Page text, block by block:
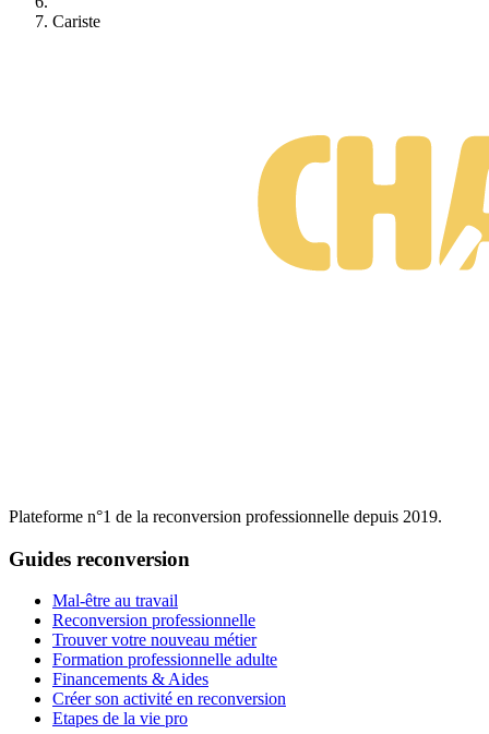
Cariste
Plateforme n°1 de la reconversion professionnelle depuis 2019.
Guides reconversion
Mal-être au travail
Reconversion professionnelle
Trouver votre nouveau métier
Formation professionnelle adulte
Financements & Aides
Créer son activité en reconversion
Etapes de la vie pro